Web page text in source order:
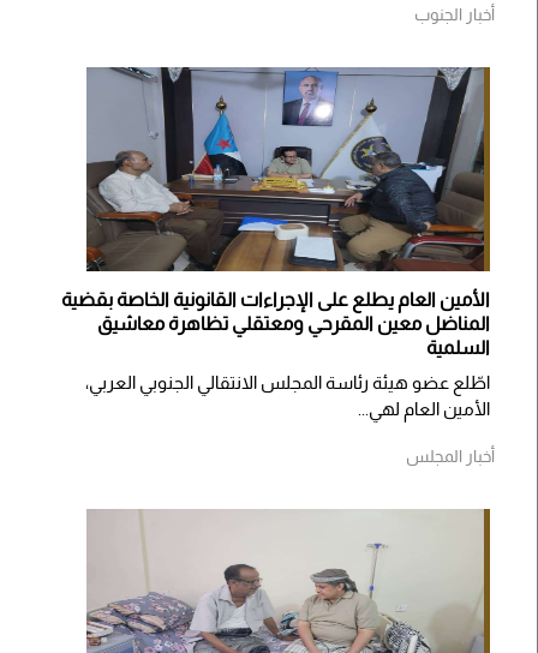
أخبار الجنوب
الأمين العام يطلع على الإجراءات القانونية الخاصة بقضية
المناضل معين المقرحي ومعتقلي تظاهرة معاشيق
السلمية
اطّلع عضو هيئة رئاسة المجلس الانتقالي الجنوبي العربي،
الأمين العام لهي...
أخبار المجلس